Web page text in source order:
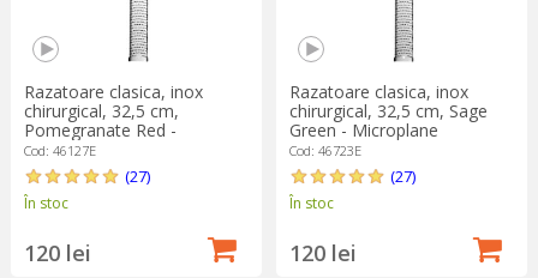
Razatoare clasica, inox
chirurgical, 32,5 cm,
Pomegranate Red -
Microplane
Cod: 46127E
(27)
În stoc
120 lei
Razatoare clasica, inox
chirurgical, 32,5 cm, Sage
Green - Microplane
Cod: 46723E
(27)
În stoc
120 lei